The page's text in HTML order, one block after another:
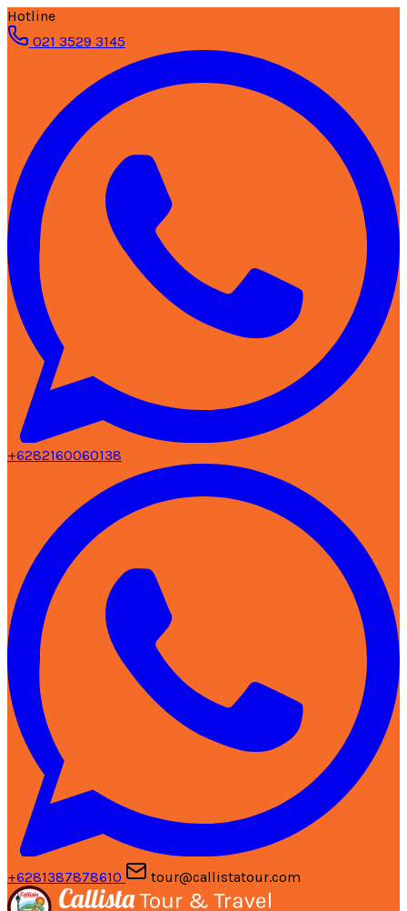
Hotline
021 3529 3145
+6282160060138
+6281387878610 tour@callistatour.com